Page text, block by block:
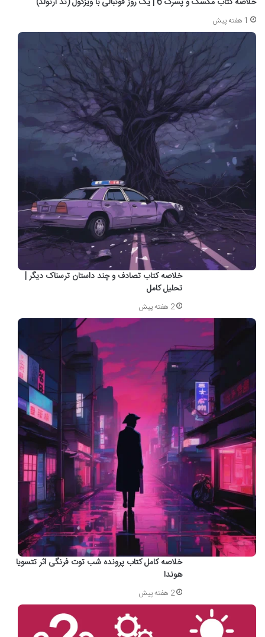
1 هفته پیش
خلاصه کتاب تصادف و چند داستان ترسناک دیگر |
تحلیل کامل
2 هفته پیش
خلاصه کامل کتاب پرونده شب توت فرنگی اثر تتسویا
هوندا
2 هفته پیش